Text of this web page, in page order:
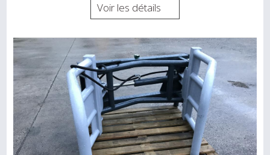
Voir les détails